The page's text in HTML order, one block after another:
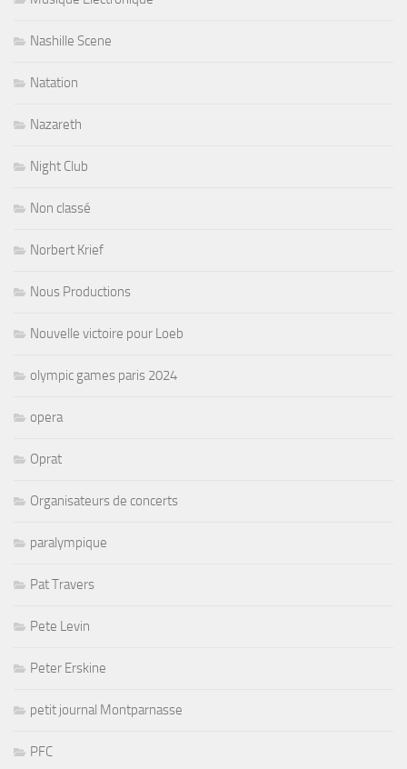
Nashille Scene
Natation
Nazareth
Night Club
Non classé
Norbert Krief
Nous Productions
Nouvelle victoire pour Loeb
olympic games paris 2024
opera
Oprat
Organisateurs de concerts
paralympique
Pat Travers
Pete Levin
Peter Erskine
petit journal Montparnasse
PFC